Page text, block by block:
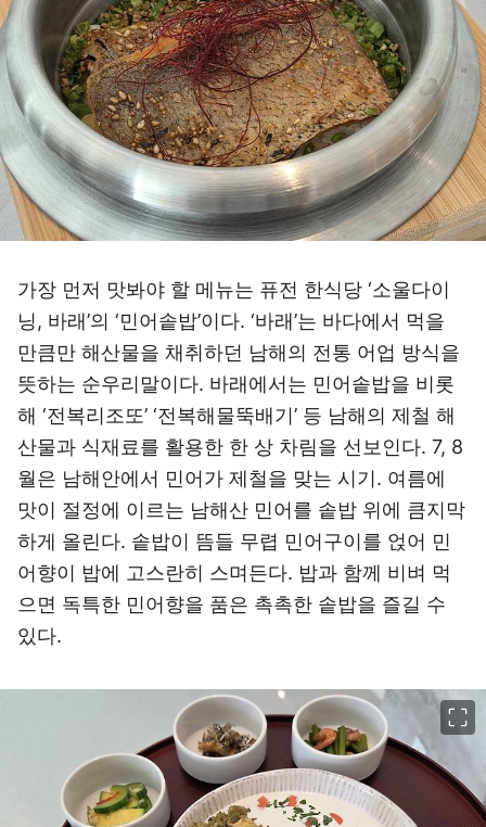
가장 먼저 맛봐야 할 메뉴는 퓨전 한식당 ‘소울다이
닝, 바래’의 ‘민어솥밥’이다. ‘바래’는 바다에서 먹을
만큼만 해산물을 채취하던 남해의 전통 어업 방식을
뜻하는 순우리말이다. 바래에서는 민어솥밥을 비롯
해 ‘전복리조또’ ‘전복해물뚝배기’ 등 남해의 제철 해
산물과 식재료를 활용한 한 상 차림을 선보인다. 7, 8
월은 남해안에서 민어가 제철을 맞는 시기. 여름에
맛이 절정에 이르는 남해산 민어를 솥밥 위에 큼지막
하게 올린다. 솥밥이 뜸들 무렵 민어구이를 얹어 민
어향이 밥에 고스란히 스며든다. 밥과 함께 비벼 먹
으면 독특한 민어향을 품은 촉촉한 솥밥을 즐길 수
있다.